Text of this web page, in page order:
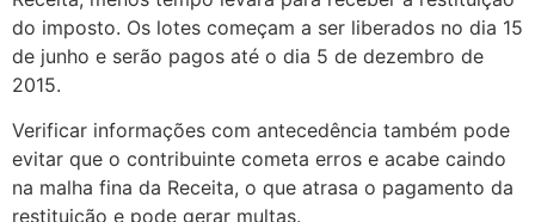
do imposto. Os lotes começam a ser liberados no dia 15
de junho e serão pagos até o dia 5 de dezembro de
2015.
Verificar informações com antecedência também pode
evitar que o contribuinte cometa erros e acabe caindo
na malha fina da Receita, o que atrasa o pagamento da
restituição e pode gerar multas.